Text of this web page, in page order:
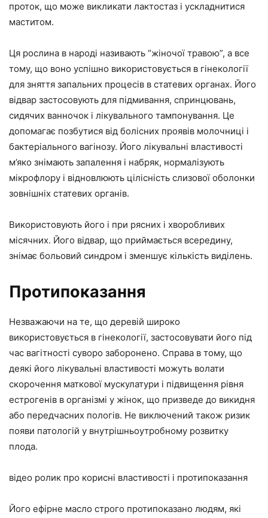
проток, що може викликати лактостаз і ускладнитися
маститом.
Ця рослина в народі називають “жіночої травою”, а все
тому, що воно успішно використовується в гінекології
для зняття запальних процесів в статевих органах. Його
відвар застосовують для підмивання, спринцювань,
сидячих ванночок і лікувального тампонування. Це
допомагає позбутися від болісних проявів молочниці і
бактеріального вагінозу. Його лікувальні властивості
м’яко знімають запалення і набряк, нормалізують
мікрофлору і відновлюють цілісність слизової оболонки
зовнішніх статевих органів.
Використовують його і при рясних і хворобливих
місячних. Його відвар, що приймається всередину,
знімає больовий синдром і зменшує кількість виділень.
Протипоказання
Незважаючи на те, що деревій широко
використовується в гінекології, застосовувати його під
час вагітності суворо заборонено. Справа в тому, що
деякі його лікувальні властивості можуть волати
скорочення маткової мускулатури і підвищення рівня
естрогенів в організмі у жінок, що призведе до викидня
або передчасних пологів. Не виключений також ризик
появи патологій у внутрішньоутробному розвитку
плода.
відео ролик про корисні властивості і протипоказання
Його ефірне масло строго протипоказано людям, які